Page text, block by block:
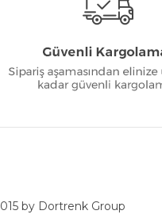
by Dortrenk Group